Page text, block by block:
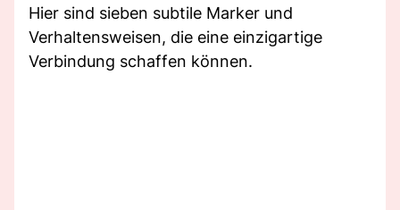
Hier sind sieben subtile Marker und
Verhaltensweisen, die eine einzigartige
Verbindung schaffen können.